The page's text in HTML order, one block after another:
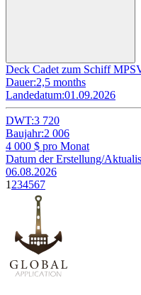
Deck Cadet zum Schiff
Dauer:2,5 months
Landedatum:01.09.2026
DWT:3 720
Baujahr:2 006
4 000 $ pro Monat
Datum der Erstellung/
06.08.2026
1 234567